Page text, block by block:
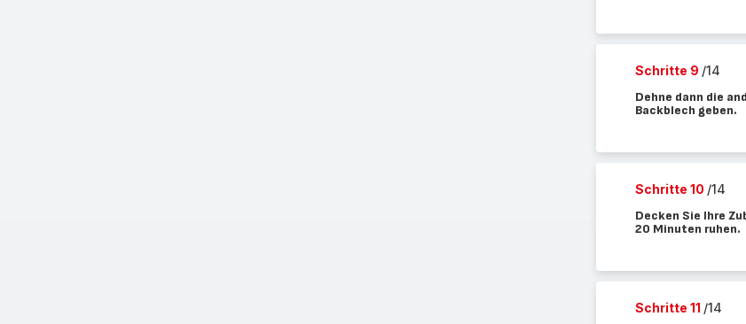
Schritte 9 /14
Dehne dann die
Backblech geben.
Schritte 10 /14
Decken Sie Ihre
20 Minuten ruhen.
Schritte 11 /14